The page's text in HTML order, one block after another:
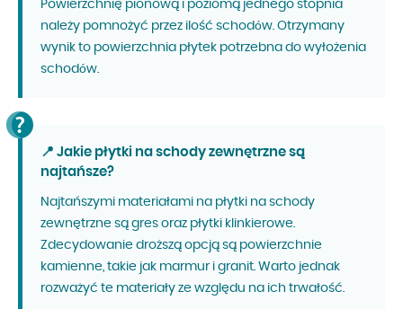
Powierzchnię pionową i poziomą jednego stopnia
należy pomnożyć przez ilość schodów. Otrzymany
wynik to powierzchnia płytek potrzebna do wyłożenia
schodów.
📍 Jakie płytki na schody zewnętrzne są
najtańsze?
Najtańszymi materiałami na płytki na schody
zewnętrzne są gres oraz płytki klinkierowe.
Zdecydowanie droższą opcją są powierzchnie
kamienne, takie jak marmur i granit. Warto jednak
rozważyć te materiały ze względu na ich trwałość.